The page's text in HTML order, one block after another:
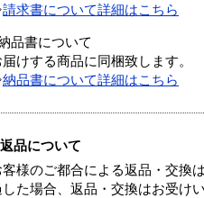
請求書について詳細はこちら
品書について
届けする商品に同梱致します。
納品書について詳細はこちら
返品について
客様のご都合による返品・交換
した場合、返品・交換はお受け